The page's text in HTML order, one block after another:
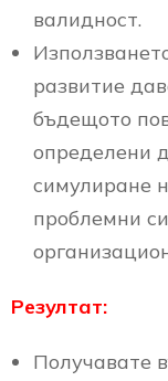
валидност.
развитие
бъдещото
определени
симулиране
проблемни
Резултат:
Получавате